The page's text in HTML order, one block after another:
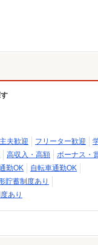
夫歓迎 フリーター歓迎
高収入・高額
ボーナス・
勤OK
自転車通勤OK
貯蓄制度あり
あり